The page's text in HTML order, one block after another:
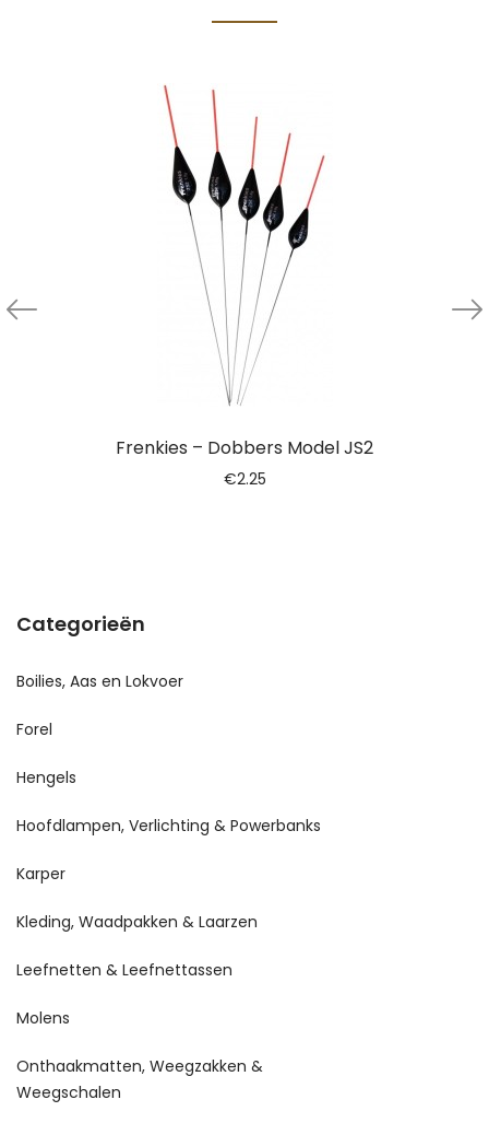
Frenkies – Dobbers Model JS2
€2.25
Categorieën
Boilies, Aas en Lokvoer
Forel
Hengels
Hoofdlampen, Verlichting & Powerbanks
Karper
Kleding, Waadpakken & Laarzen
Leefnetten & Leefnettassen
Molens
Onthaakmatten, Weegzakken &
Weegschalen